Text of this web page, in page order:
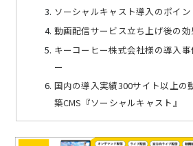
ソーシャルキャスト導入のポイ
動画配信サービス立ち上げ後の効
キーコーヒー株式会社様の導入事
ー
国内の導入実績300サイト以上の
築CMS『ソーシャルキャスト』